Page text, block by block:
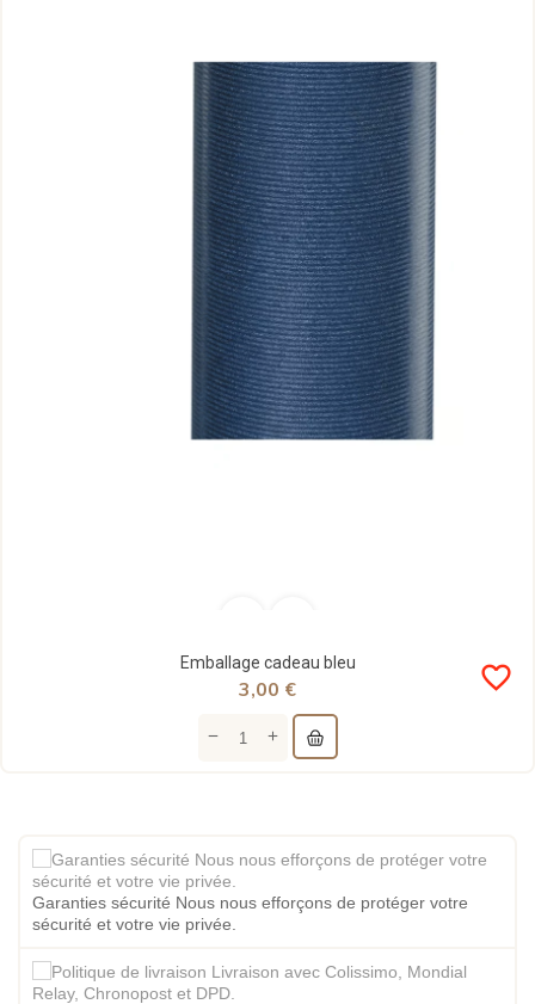
Emballage cadeau bleu favorite_border
3,00 €
Garanties sécurité Nous nous efforçons de protéger votre
sécurité et votre vie privée.